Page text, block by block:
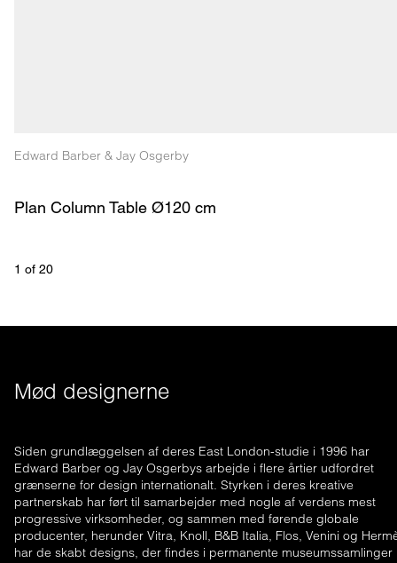
Edward Barber & Jay Osgerby
Plan Column Table Ø120 cm
1 of 20
Mød designerne
Siden grundlæggelsen af deres East London-studie i 1996 har
Edward Barber og Jay Osgerbys arbejde i flere årtier udfordret
grænserne for design internationalt. Styrken i deres kreative
partnerskab har ført til samarbejder med nogle af verdens mest
progressive virksomheder, og sammen med førende globale
producenter, herunder Vitra, Knoll, B&B Italia, Flos, Venini og
har de skabt designs, der findes i permanente museumssamlinger